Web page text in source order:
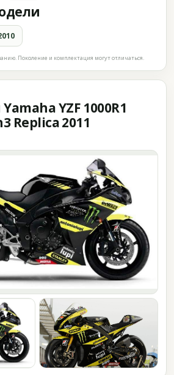
Поколение и комплектация могут отличаться.
YZF 1000R1
Replica 2011